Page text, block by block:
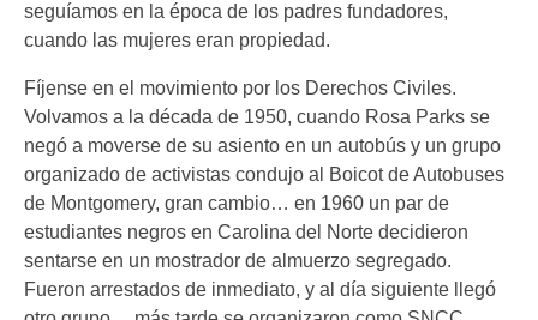
seguíamos en la época de los padres fundadores,
cuando las mujeres eran propiedad.
Fíjense en el movimiento por los Derechos Civiles.
Volvamos a la década de 1950, cuando Rosa Parks se
negó a moverse de su asiento en un autobús y un grupo
organizado de activistas condujo al Boicot de Autobuses
de Montgomery, gran cambio… en 1960 un par de
estudiantes negros en Carolina del Norte decidieron
sentarse en un mostrador de almuerzo segregado.
Fueron arrestados de inmediato, y al día siguiente llegó